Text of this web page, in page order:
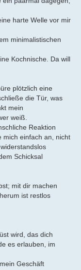
harte Welle vor mir
minimalistischen
Kochnische. Da will
plötzlich eine
die Tür, was
mein
weiß.
Reaktion
mich einfach an, nicht
Schicksal
mit dir machen
ist restlos
wird, das dich
es erlauben, im
Geschäft